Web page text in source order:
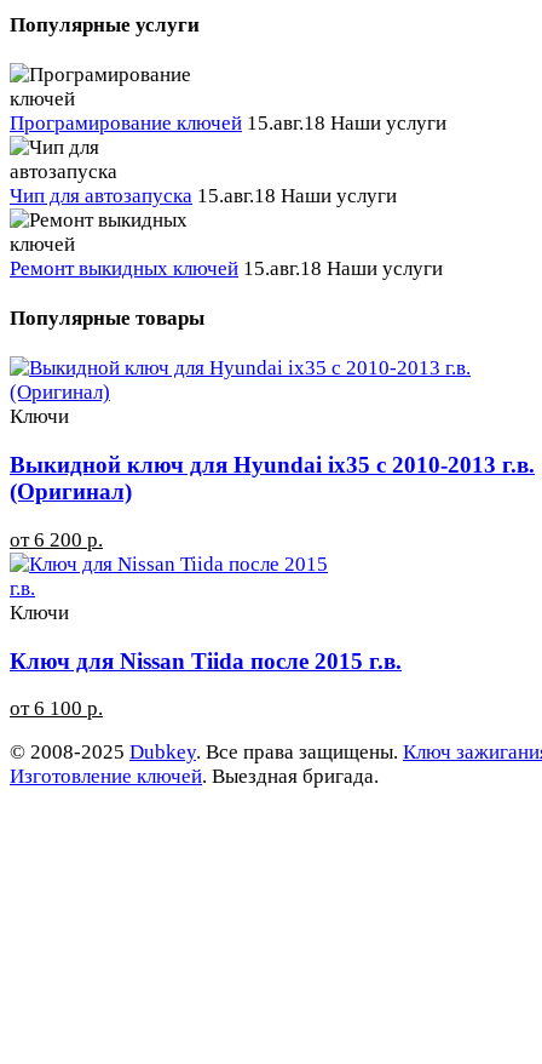
Популярные услуги
Програмирование ключей 15.авг.18 Наши услуги
Чип для автозапуска 15.авг.18 Наши услуги
Ремонт выкидных ключей 15.авг.18 Наши услуги
Популярные товары
Ключи
Выкидной ключ для Hyundai ix35 с 2010-2013 г.в.
(Оригинал)
от 6 200 р.
Ключи
Ключ для Nissan Tiida после 2015 г.в.
от 6 100 р.
© 2008-2025 Dubkey. Все права защищены. Ключ
Изготовление ключей. Выездная бригада.